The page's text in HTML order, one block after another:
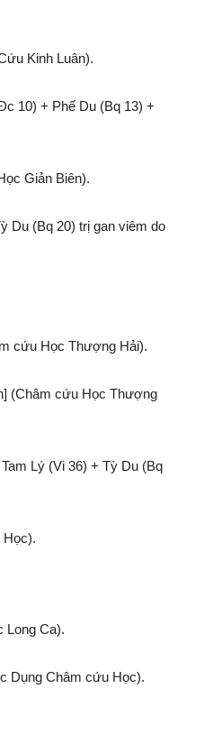
Kinh Luân).
10) + Phế Du (Bq 13) +
Giản Biên).
Du (Bq 20) trị gan viêm do
cứu Học Thượng Hải).
(Châm cứu Học Thượng
Lý (Vi 36) + Tỳ Du (Bq
Học).
Long Ca).
Dụng Châm cứu Học).